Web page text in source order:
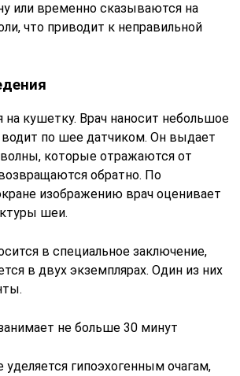
или временно сказываются на
что приводит к неправильной
на кушетку. Врач наносит небольшое
водит по шее датчиком. Он выдает
которые отражаются от
обратно. По
изображению врач оценивает
шеи.
в специальное заключение,
в двух экземплярах. Один из них
не больше 30 минут
гипоэхогенным очагам,